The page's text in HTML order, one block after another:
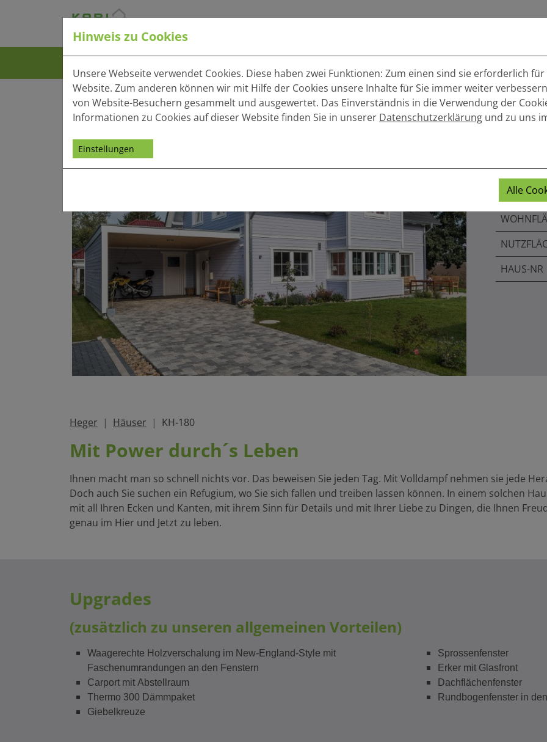
Die
HAUS-NR
Heger Häuser KH-180
Mit Power durch´s Leben
Ihnen macht man so schnell nichts vor. Das beweisen Sie jeden Tag. Mit Volldampf nehmen sie jede
Doch auch Sie suchen ein Refugium, wo Sie sich fallen und treiben lassen können. In einem solchen
mit all Ihren Ecken und Kanten, mit ihrem Sinn für Details und mit Ihrer Liebe zu Dingen, die Ihnen
genau im Hier und Jetzt zu leben.
Upgrades
(zusätzlich zu unseren allgemeinen Vorteilen)
Waagerechte Holzverschalung im New-England-Style mit
Faschenumrandungen an den Fenstern
Carport mit Abstellraum
Thermo 300 Dämmpaket
Giebelkreuze
Sprossenfenster
Erker mit Glasfront
Dachflächenfenster
Rundbogenfenster in
Hinweis zu Cookies
Unsere Webseite verwendet Cookies. Diese haben zwei Funktionen: Zum einen sind sie erforderlich
Website. Zum anderen können wir mit Hilfe der Cookies unsere Inhalte für Sie immer weiter
von Website-Besuchern gesammelt und ausgewertet. Das Einverständnis in die Verwendung der
Informationen zu Cookies auf dieser Website finden Sie in unserer Datenschutzerklärung und zu uns
Einstellungen
Alle